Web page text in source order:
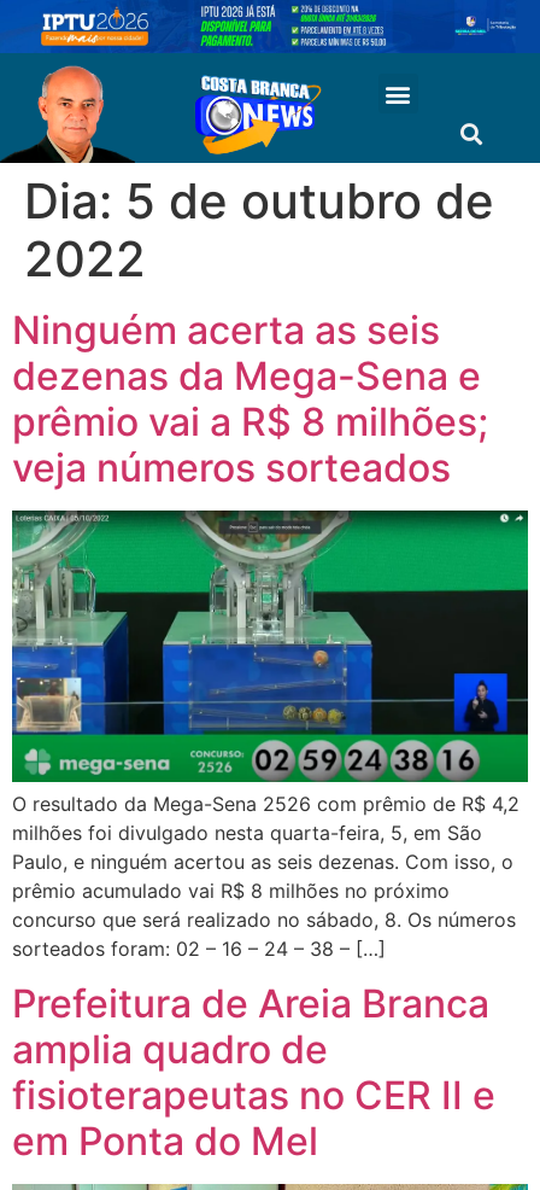
Dia: 5 de outubro de
2022
Ninguém acerta as seis
dezenas da Mega-Sena e
prêmio vai a R$ 8 milhões;
veja números sorteados
O resultado da Mega-Sena 2526 com prêmio de R$ 4,2
milhões foi divulgado nesta quarta-feira, 5, em São
Paulo, e ninguém acertou as seis dezenas. Com isso, o
prêmio acumulado vai R$ 8 milhões no próximo
concurso que será realizado no sábado, 8. Os números
sorteados foram: 02 – 16 – 24 – 38 – […]
Prefeitura de Areia Branca
amplia quadro de
fisioterapeutas no CER II e
em Ponta do Mel